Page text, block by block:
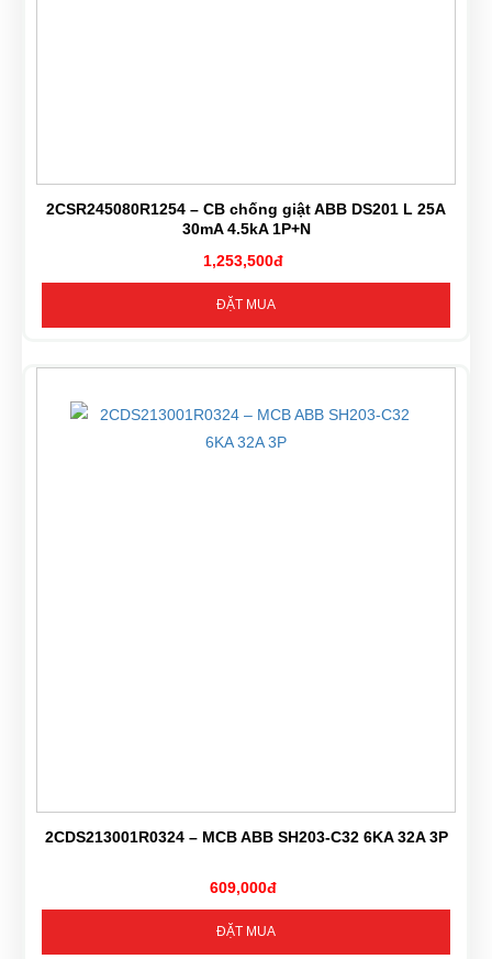
2CSR245080R1254 – CB chống giật ABB DS201 L 25A
30mA 4.5kA 1P+N
1,253,500đ
ĐẶT MUA
2CDS213001R0324 – MCB ABB SH203-C32 6KA 32A 3P
609,000đ
ĐẶT MUA